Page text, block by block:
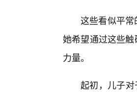
这些看似平
她希望通过这些
力量。
起初，儿子